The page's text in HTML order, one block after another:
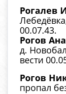
Рогалев
00.07.43.
Рогов
д.
вести
Рогов
пропал